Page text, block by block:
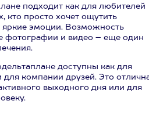
подходит как для любителей
кто просто хочет ощутить
яркие эмоции. Возможность
фотографии и видео – еще один
доступны как для
для компании друзей. Это
выходного дня или для